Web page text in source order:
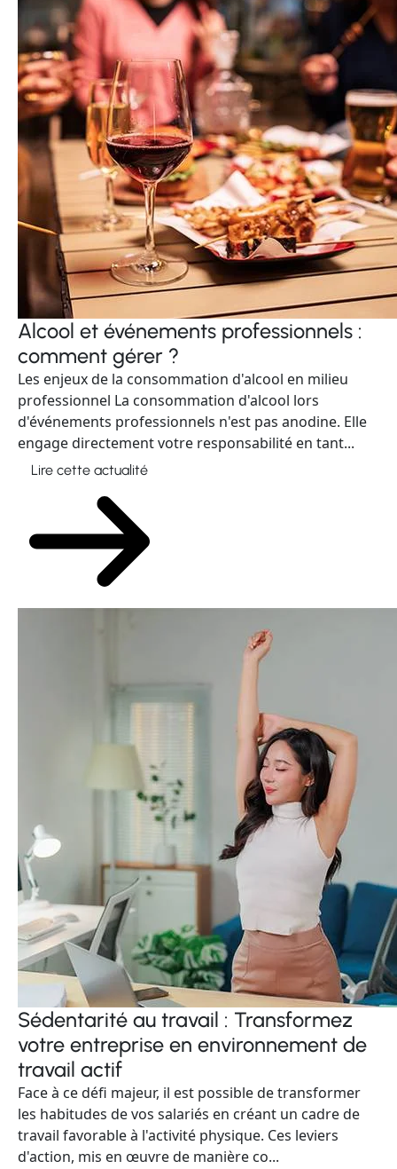
Alcool et événements professionnels :
comment gérer ?
Les enjeux de la consommation d'alcool en milieu
professionnel La consommation d'alcool lors
d'événements professionnels n'est pas anodine. Elle
engage directement votre responsabilité en tant...
Lire cette actualité
Sédentarité au travail : Transformez
votre entreprise en environnement de
travail actif
Face à ce défi majeur, il est possible de transformer
les habitudes de vos salariés en créant un cadre de
travail favorable à l'activité physique. Ces leviers
d'action, mis en œuvre de manière co...